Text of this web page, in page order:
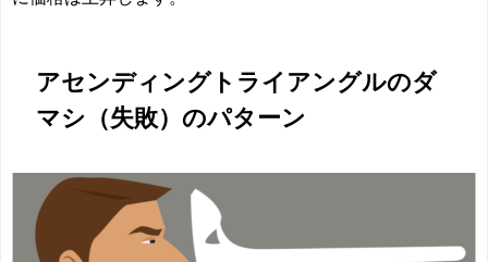
アセンディングトライアングルのダ
マシ（失敗）のパターン